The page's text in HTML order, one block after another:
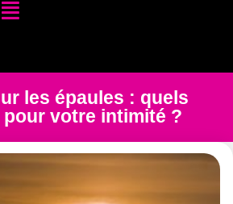
les épaules : quels
votre intimité ?